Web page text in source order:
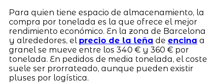
Para quien tiene espacio de almacenamiento, la
compra por tonelada es la que ofrece el mejor
rendimiento económico. En la zona de Barcelona
y alrededores, el precio de la leña de encina a
granel se mueve entre los 340 € y 360 € por
tonelada. En pedidos de media tonelada, el coste
suele ser prorrateado, aunque pueden existir
pluses por logística.